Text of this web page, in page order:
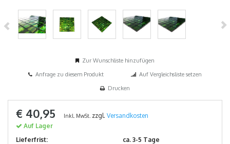
Zur Wunschliste hinzufügen
Anfrage zu diesem Produkt
Auf Vergleichsliste setzen
Drucken
€ 40,95 Inkl. MwSt. zzgl. Versandkosten
Auf Lager
Lieferfrist:
ca. 3-5 Tage